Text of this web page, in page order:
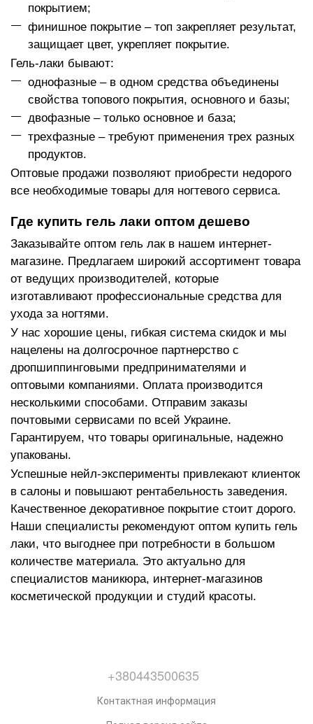
покрытием;
финишное покрытие – топ закрепляет результат,
защищает цвет, укрепляет покрытие.
Гель-лаки бывают:
однофазные – в одном средства объединены
свойства топового покрытия, основного и базы;
двофазные – только основное и база;
трехфазные – требуют применения трех разных
продуктов.
Оптовые продажи позволяют приобрести недорого
все необходимые товары для ногтевого сервиса.
Где купить гель лаки оптом дешево
Заказывайте оптом гель лак в нашем интернет-
магазине. Предлагаем широкий ассортимент товара
от ведущих производителей, которые
изготавливают профессиональные средства для
ухода за ногтями.
У нас хорошие цены, гибкая система скидок и мы
нацелены на долгосрочное партнерство с
дропшиппинговыми предпринимателями и
оптовыми компаниями. Оплата производится
несколькими способами. Отправим заказы
почтовыми сервисами по всей Украине.
Гарантируем, что товары оригинальные, надежно
упакованы.
Успешные нейл-эксперименты привлекают клиенток
в салоны и повышают рентабельность заведения.
Качественное декоративное покрытие стоит дорого.
Наши специалисты рекомендуют оптом купить гель
лаки, что выгоднее при потребности в большом
количестве материала. Это актуально для
специалистов маникюра, интернет-магазинов
косметической продукции и студий красоты.
+380443500635
Контактная информация